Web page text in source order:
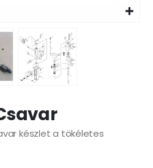
készlet a tökéletes